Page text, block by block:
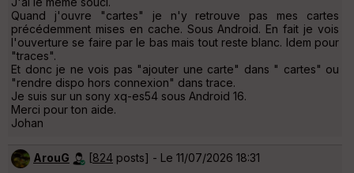
Quand j'ouvre "cartes" je n'y retrouve pas mes cartes
précédemment mises en cache. Sous Android. En fait je vois
l'ouverture se faire par le bas mais tout reste blanc. Idem pour
"traces".
Et donc je ne vois pas "ajouter une carte" dans " cartes" ou
"rendre dispo hors connexion" dans trace.
Je suis sur un sony xq-es54 sous Android 16.
Merci pour ton aide.
Johan
ArouG [824 posts] - Le 11/07/2026 18:31